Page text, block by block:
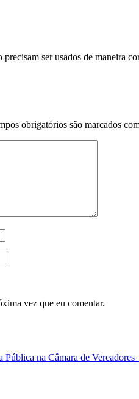
ser usados de maneira
obrigatórios são marcados
vez que eu comentar.
na Câmara de Vereadores